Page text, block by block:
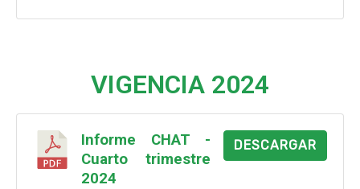
VIGENCIA 2024
Informe CHAT -
Cuarto trimestre
2024
DESCARGAR